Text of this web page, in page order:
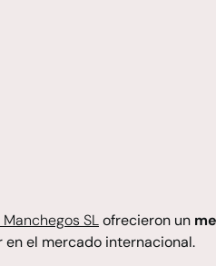
SLofrecieron un
el mercado internacional.